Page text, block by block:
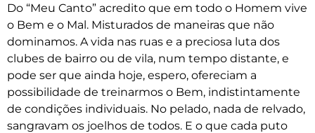
Do “Meu Canto” acredito que em todo o Homem vive
o Bem e o Mal. Misturados de maneiras que não
dominamos. A vida nas ruas e a preciosa luta dos
clubes de bairro ou de vila, num tempo distante, e
pode ser que ainda hoje, espero, ofereciam a
possibilidade de treinarmos o Bem, indistintamente
de condições individuais. No pelado, nada de relvado,
sangravam os joelhos de todos. E o que cada puto